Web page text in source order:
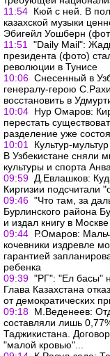
11:54 Кюй с ней. В
казахской музыки
Эбигейл Уошберн
11:51
"Daily Mail":
президента (фото)
революции в Тунисе
10:06 Снесенный в
генералу-герою
восстановить в
10:04 Нур Омаров:
перестать
разделение уже
10:01
Культур-
В Узбекистане сняли
культуры и спорта
09:59 Д.Евлашков:
Киргизии подсчитали
09:46 "Что там, за
Бурлинского района
и издал книгу в Москве
09:44 Р.Омаров:
кочевники издревле
гарантией
ребенка
09:39 "РГ": "Ел басы"
Глава Казахстана
от демократических
09:18 М.Веденеев:
составляли лишь
Таджикистана.
"малой кровью"...